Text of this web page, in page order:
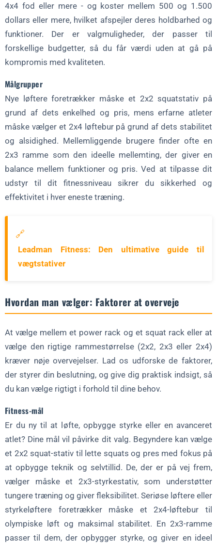
4x4 fod eller mere - og koster mellem 500 og 1.500
dollars eller mere, hvilket afspejler deres holdbarhed og
funktioner. Der er valgmuligheder, der passer til
forskellige budgetter, så du får værdi uden at gå på
kompromis med kvaliteten.
Målgrupper
Nye løftere foretrækker måske et 2x2 squatstativ på
grund af dets enkelhed og pris, mens erfarne atleter
måske vælger et 2x4 løftebur på grund af dets stabilitet
og alsidighed. Mellemliggende brugere finder ofte en
2x3 ramme som den ideelle mellemting, der giver en
balance mellem funktioner og pris. Ved at tilpasse dit
udstyr til dit fitnessniveau sikrer du sikkerhed og
effektivitet i hver eneste træning.
🔗
Leadman Fitness: Den ultimative guide til
vægtstativer
Hvordan man vælger: Faktorer at overveje
At vælge mellem et power rack og et squat rack eller at
vælge den rigtige rammestørrelse (2x2, 2x3 eller 2x4)
kræver nøje overvejelser. Lad os udforske de faktorer,
der styrer din beslutning, og give dig praktisk indsigt, så
du kan vælge rigtigt i forhold til dine behov.
Fitness-mål
Er du ny til at løfte, opbygge styrke eller en avanceret
atlet? Dine mål vil påvirke dit valg. Begyndere kan vælge
et 2x2 squat-stativ til lette squats og pres med fokus på
at opbygge teknik og selvtillid. De, der er på vej frem,
vælger måske et 2x3-styrkestativ, som understøtter
tungere træning og giver fleksibilitet. Seriøse løftere eller
styrkeløftere foretrækker måske et 2x4-løftebur til
olympiske løft og maksimal stabilitet. En 2x3-ramme
passer til dem, der opbygger styrke, og giver en ideel